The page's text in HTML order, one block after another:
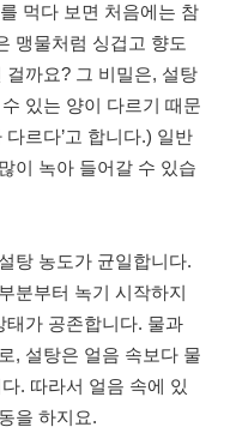
먹다 보면 처음에는 참
맹물처럼 싱겁고 향도
걸까요? 그 비밀은, 설탕
있는 양이 다르기 때문
르다’고 합니다.) 일반
이 녹아 들어갈 수 있습
탕 농도가 균일합니다.
분부터 녹기 시작하지
태가 공존합니다. 물과
, 설탕은 얼음 속보다 물
. 따라서 얼음 속에 있
을 하지요.